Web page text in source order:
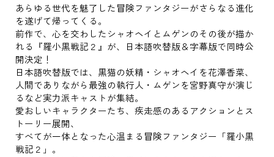
あらゆる世代を魅了した冒険ファンタジーがさらなる進化
を遂げて帰ってくる。
前作で、心を交わしたシャオヘイとムゲンのその後が描か
れる『羅小黒戦記２』が、日本語吹替版＆字幕版で同時公
開決定！
日本語吹替版では、黒猫の妖精・シャオヘイを花澤香菜、
人間でありながら最強の執行人・ムゲンを宮野真守が演じ
るなど実力派キャストが集結。
愛おしいキャラクターたち、疾走感のあるアクションとス
トーリー展開、
すべてが一体となった心温まる冒険ファンタジー「羅小黒
戦記２」。